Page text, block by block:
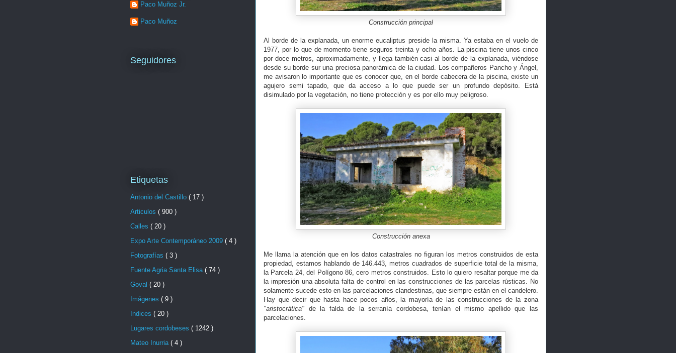
Construcción principal
Al borde de la explanada, un enorme eucaliptus preside la misma. Ya estaba en el vuelo de
1977, por lo que de momento tiene seguros treinta y ocho años. La piscina tiene unos cinco
por doce metros, aproximadamente, y llega también casi al borde de la explanada, viéndose
desde su borde sur una preciosa panorámica de la ciudad. Los compañeros Pancho y Ángel,
me avisaron lo importante que es conocer que, en el borde cabecera de la piscina, existe un
agujero semi tapado, que da acceso a lo que puede ser un profundo depósito. Está
disimulado por la vegetación, no tiene protección y es por ello muy peligroso.
Construcción anexa
Me llama la atención que en los datos catastrales no figuran los metros construidos de esta
propiedad, estamos hablando de 146.443, metros cuadrados de superficie total de la misma,
la Parcela 24, del Polígono 86, cero metros construidos. Esto lo quiero resaltar porque me da
la impresión una absoluta falta de control en las construcciones de las parcelas rústicas. No
solamente sucede esto en las parcelaciones clandestinas, que siempre están en el candelero.
Hay que decir que hasta hace pocos años, la mayoría de las construcciones de la zona
"aristocrática" de la falda de la serranía cordobesa, tenían el mismo apellido que las
parcelaciones.
Paco Muñoz Jr.
Paco Muñoz
Seguidores
Etiquetas
Antonio del Castillo ( 17 )
Articulos ( 900 )
Calles ( 20 )
Expo Arte Contemporáneo 2009 ( 4 )
Fotografías ( 3 )
Fuente Agria Santa Elisa ( 74 )
Goval ( 20 )
Imágenes ( 9 )
Indices ( 20 )
Lugares cordobeses ( 1242 )
Mateo Inurria ( 4 )